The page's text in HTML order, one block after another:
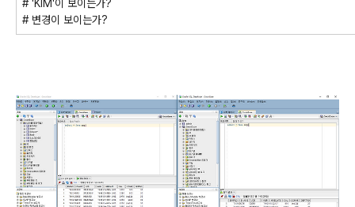
# 'KIM'이 보이는가?
# 변경이 보이는가?